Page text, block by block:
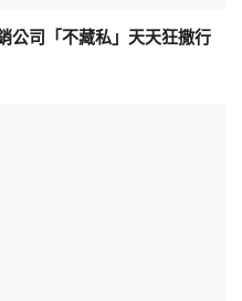
公司「不藏私」天天狂撒行